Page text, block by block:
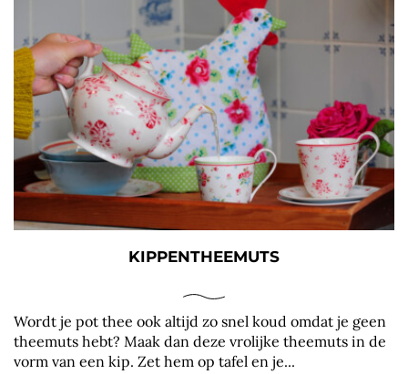
KIPPENTHEEMUTS
Wordt je pot thee ook altijd zo snel koud omdat je geen
theemuts hebt? Maak dan deze vrolijke theemuts in de
vorm van een kip. Zet hem op tafel en je...